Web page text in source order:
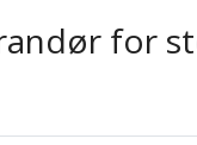
for